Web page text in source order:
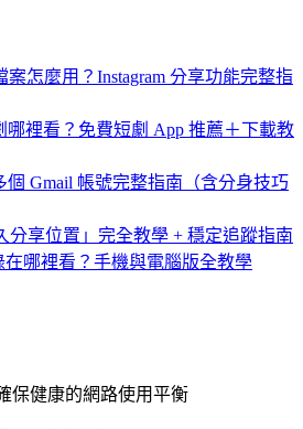
怎麼用？Instagram 分享功能完整指
哪裡看？免費短劇 App 推薦＋下載教
個 Gmail 帳號完整指南（含分身技巧
分享位置」完全教學 + 穩定追蹤指南
在哪裡看？手機與電腦版全教學
保健康的網路使用平衡